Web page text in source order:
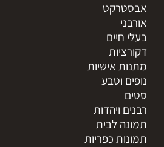
אבסטרקט
אורבני
בעלי חיים
דקורציות
מתנות אישיות
נופים וטבע
סטים
רבנים ויהדות
תמונה לבית
תמונות כפריות